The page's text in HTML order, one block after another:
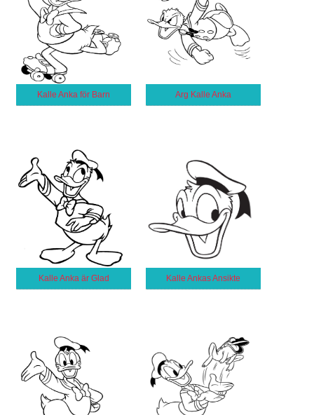
Kalle Anka för Barn Arg Kalle Anka
Kalle Anka är Glad Kalle Ankas Ansikte